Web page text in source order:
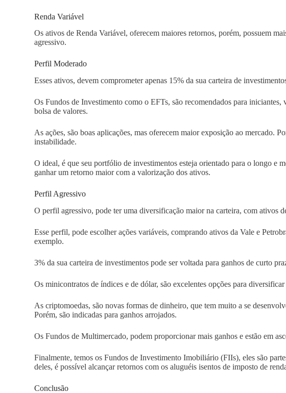
Renda Variável
Os ativos de Renda Variável, oferecem maiores retornos, porém, possuem
agressivo.
Perfil Moderado
Esses ativos, devem comprometer apenas 15% da sua carteira de
Os Fundos de Investimento como o EFTs, são recomendados para
bolsa de valores.
As ações, são boas aplicações, mas oferecem maior exposição ao mercado.
instabilidade.
O ideal, é que seu portfólio de investimentos esteja orientado para o longo e
ganhar um retorno maior com a valorização dos ativos.
Perfil Agressivo
O perfil agressivo, pode ter uma diversificação maior na carteira, com ativos
Esse perfil, pode escolher ações variáveis, comprando ativos da Vale e
exemplo.
3% da sua carteira de investimentos pode ser voltada para ganhos de curto
Os minicontratos de índices e de dólar, são excelentes opções para
As criptomoedas, são novas formas de dinheiro, que tem muito a se
Porém, são indicadas para ganhos arrojados.
Os Fundos de Multimercado, podem proporcionar mais ganhos e estão em
Finalmente, temos os Fundos de Investimento Imobiliário (FIIs), eles são
deles, é possível alcançar retornos com os aluguéis isentos de imposto de
Conclusão